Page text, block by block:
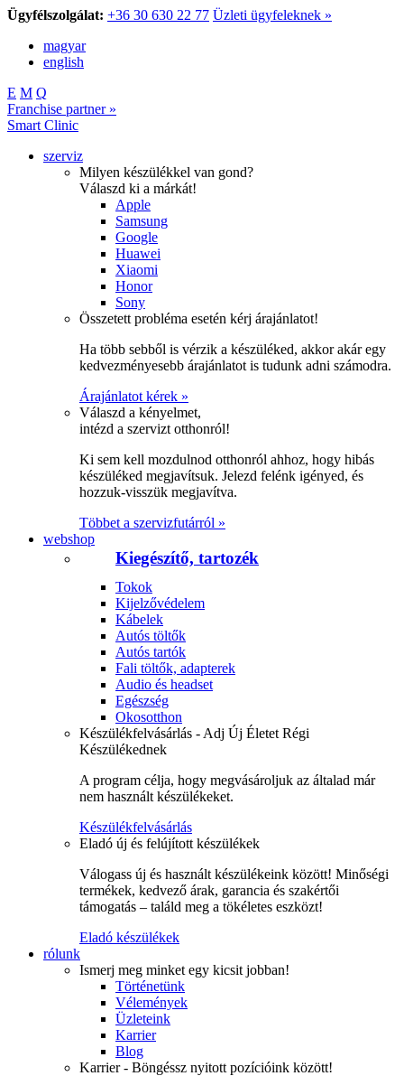
Ügyfélszolgálat: +36 30 630 22 77 Üzleti ügyfeleknek »
magyar
english
E M Q
Franchise partner »
Smart Clinic
szerviz
Milyen készülékkel van gond?
Válaszd ki a márkát!
Apple
Samsung
Google
Huawei
Xiaomi
Honor
Sony
Összetett probléma esetén kérj árajánlatot!
Ha több sebből is vérzik a készüléked, akkor akár egy
kedvezményesebb árajánlatot is tudunk adni számodra.
Árajánlatot kérek »
Válaszd a kényelmet,
intézd a szervizt otthonról!
Ki sem kell mozdulnod otthonról ahhoz, hogy hibás
készüléked megjavítsuk. Jelezd felénk igényed, és
hozzuk-visszük megjavítva.
Többet a szervizfutárról »
webshop
Kiegészítő, tartozék
Tokok
Kijelzővédelem
Kábelek
Autós töltők
Autós tartók
Fali töltők, adapterek
Audio és headset
Egészség
Okosotthon
Készülékfelvásárlás - Adj Új Életet Régi
Készülékednek
A program célja, hogy megvásároljuk az általad már
nem használt készülékeket.
Készülékfelvásárlás
Eladó új és felújított készülékek
Válogass új és használt készülékeink között! Minőségi
termékek, kedvező árak, garancia és szakértői
támogatás – találd meg a tökéletes eszközt!
Eladó készülékek
rólunk
Ismerj meg minket egy kicsit jobban!
Történetünk
Vélemények
Üzleteink
Karrier
Blog
Karrier - Böngéssz nyitott pozícióink között!